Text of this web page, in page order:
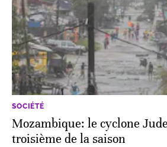
SOCIÉTÉ
Mozambique: le cyclone
troisième de la saison